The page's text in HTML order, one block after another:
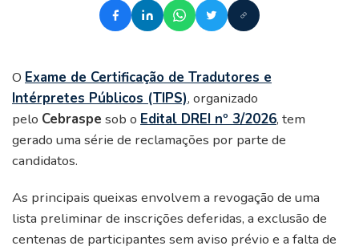
O Exame de Certificação de Tradutores e
Intérpretes Públicos (TIPS), organizado
pelo Cebraspe sob o Edital DREI nº 3/2026, tem
gerado uma série de reclamações por parte de
candidatos.
As principais queixas envolvem a revogação de uma
lista preliminar de inscrições deferidas, a exclusão de
centenas de participantes sem aviso prévio e a falta de